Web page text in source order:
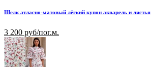
Шелк атласно-матовый лёгкий купон акварель и листья
3 200 руб/пог.м.